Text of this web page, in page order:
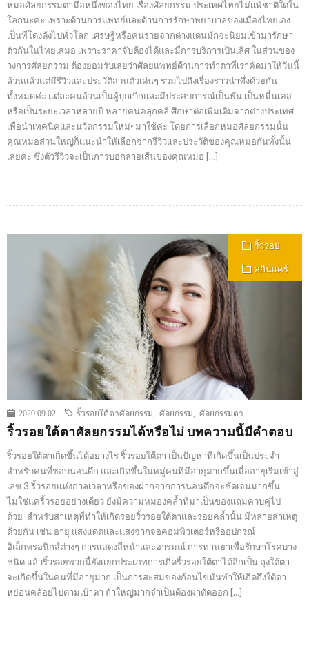
หมอศัลยกรรมตามือหนึ่งของไทย เรื่องศัลยกรรม ประเทศไทยไม่แพ้ชาติใดใน
โลกนะคะ เพราะด้านการแพทย์และด้านการรักษาพยาบาลของเมืองไทยเอง
เป็นที่โด่งดังไปทั่วโลก เศรษฐีหรือคนรวยจากต่างแดนมักจะนิยมเข้ามารักษา
ตัวกันในไทยเสมอ เพราะราคาจับต้องได้และมีการบริการเป็นเลิศ ในส่วนของ
วงการศัลยกรรม ต้องยอมรับเลยว่าศัลยแพทย์ด้านการทำตาที่เราคัดมาให้วันนี้
ล้วนแล้วแต่มีรีวิวและประวัติส่วนตัวเด่นๆ รวมไปถึงเรื่องราวน่าทึ่งด้วยกัน
ทั้งหมดค่ะ แต่ละคนล้วนเป็นผู้บุกเบิกและมีประสบการณ์เป็นพัน เป็นหมื่นเคส
หรือเป็นระยะเวลาหลายปี หลายคนคลุกคลี ศึกษาต่อเพิ่มเติมจากต่างประเทศ
เพื่อนำเทคนิคและนวัตกรรมใหม่ๆมาใช้ค่ะ โดยการเลือกหมอศัลยกรรมนั้น
คุณหมอส่วนใหญ่ก็แนะนำให้เลือกจากรีวิวและประวัติของคุณหมอกันทั้งนั้น
เลยค่ะ ซึ่งตัวรีวิวจะเป็นการบอกลายเส้นของคุณหมอ […]
ริ้วรอย
สกินแคร์
2020.09.02 ริ้วรอยใต้ตาศัลยกรรม ศัลยกรรม ศัลยกรรมตา
ริ้วรอยใต้ตาศัลยกรรมได้หรือไม่ บทความนี้มีคำตอบ
ริ้วรอยใต้ตาเกิดขึ้นได้อย่างไร ริ้วรอยใต้ตา เป็นปัญหาที่เกิดขึ้นเป็นประจำ
สำหรับคนที่ชอบนอนดึก และเกิดขึ้นในหมู่คนที่มีอายุมากขึ้นเมื่ออายุเริ่มเข้าสู่
เลข 3 ริ้วรอยแห่งกาลเวลาหรือของฝากจากการนอนดึกจะชัดเจนมากขึ้น
ไม่ใช่แค่ริ้วรอยอย่างเดียว ยังมีความหมองคล้ำที่มาเป็นของแถมควบคู่ไป
ด้วย สำหรับสาเหตุที่ทำให้เกิดรอยริ้วรอยใต้ตาและรอยคล้ำนั้น มีหลายสาเหตุ
ด้วยกัน เช่น อายุ แสงแดดและแสงจากจอคอมพิวเตอร์หรืออุปกรณ์
อิเล็กทรอนิกส์ต่างๆ การแสดงสีหน้าและอารมณ์ การทานยาเพื่อรักษาโรคบาง
ชนิด แล้วริ้วรอยพวกนี้ยังแยกประเภทการเกิดริ้วรอยใต้ตาได้อีกเป็น ถุงใต้ตา
จะเกิดขึ้นในคนที่มีอายุมาก เป็นการสะสมของก้อนไขมันทำให้เกิดถึงใต้ตา
หย่อนคล้อยไปตามเบ้าตา ถ้าใหญ่มากจำเป็นต้องผ่าตัดออก […]